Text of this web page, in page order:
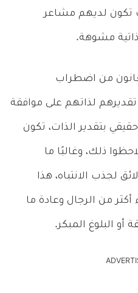
تكون لديهم مشاعر
مشوهة.
من اضطراب
لذاتهم على موافقة
بتقدير الذات، تكون
ذلك، وغالبًا ما
لجذب الانتباه، هذا
من الرجال وعادة ما
البلوغ المبكر.